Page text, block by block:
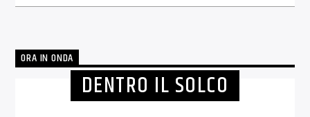
ORA IN ONDA
DENTRO IL SOLCO